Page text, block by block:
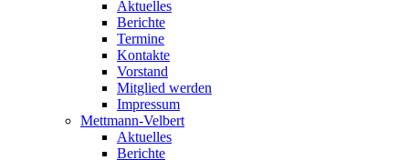
Aktuelles
Berichte
Termine
Kontakte
Vorstand
Mitglied werden
Impressum
Mettmann-Velbert
Aktuelles
Berichte